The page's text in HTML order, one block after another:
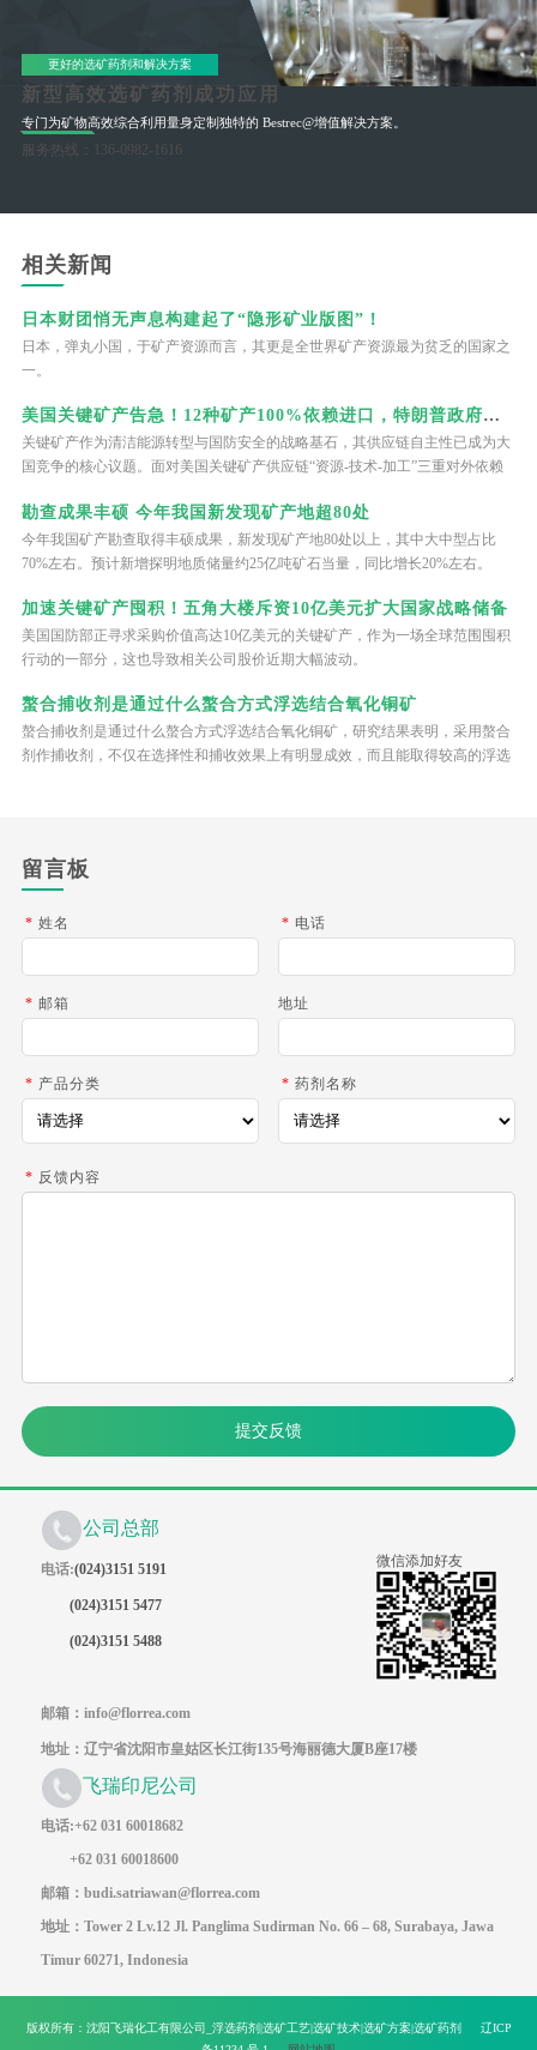
更好的选矿药剂和解决方案
新型高效选矿药剂成功应用
专门为矿物高效综合利用量身定制独特的 Bestrec@增值解决方案。
服务热线：136-0982-1616
相关新闻
日本财团悄无声息构建起了“隐形矿业版图”！
日本，弹丸小国，于矿产资源而言，其更是全世界矿产资源最为贫乏的国家之
一。
美国关键矿产告急！12种矿产100%依赖进口，特朗普政府亲自下场当“股东”
关键矿产作为清洁能源转型与国防安全的战略基石，其供应链自主性已成为大
国竞争的核心议题。面对美国关键矿产供应链“资源-技术-加工”三重对外依赖
核心干预工具，试图通过直接入股矿业企业、联动政策工具、构建产业生态三
个维度突破产业瓶颈，实现资源控制与产业回流的双重目标。这种“资本+政
策”的双重干预模式，既不同于纯粹的市场调节，也区别于直接的行政令，成
勘查成果丰硕 今年我国新发现矿产地超80处
今年我国矿产勘查取得丰硕成果，新发现矿产地80处以上，其中大中型占比
70%左右。预计新增探明地质储量约25亿吨矿石当量，同比增长20%左右。
加速关键矿产囤积！五角大楼斥资10亿美元扩大国家战略储备
美国国防部正寻求采购价值高达10亿美元的关键矿产，作为一场全球范围囤积
行动的一部分，这也导致相关公司股价近期大幅波动。
螯合捕收剂是通过什么螯合方式浮选结合氧化铜矿
螯合捕收剂是通过什么螯合方式浮选结合氧化铜矿，研究结果表明，采用螯合
剂作捕收剂，不仅在选择性和捕收效果上有明显成效，而且能取得较高的浮选
留言板
* 姓名 * 电话
* 邮箱 地址
* 产品分类 * 药剂名称
* 反馈内容
提交反馈
公司总部
微信添加好友
电话:(024)3151 5191
(024)3151 5477
(024)3151 5488
邮箱：info@florrea.com
地址：辽宁省沈阳市皇姑区长江街135号海丽德大厦B座17楼
飞瑞印尼公司
电话:+62 031 60018682
+62 031 60018600
邮箱：budi.satriawan@florrea.com
地址：Tower 2 Lv.12 Jl. Panglima Sudirman No. 66 – 68, Surabaya, Jawa
Timur 60271, Indonesia
版权所有：沈阳飞瑞化工有限公司_浮选药剂|选矿工艺|选矿技术|选矿方案|选矿药剂 辽ICP